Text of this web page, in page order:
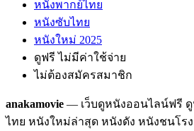
หนังพากย์ไทย
หนังซับไทย
หนังใหม่ 2025
ดูฟรี ไม่มีค่าใช้จ่าย
ไม่ต้องสมัครสมาชิก
anakamovie — เว็บดูหนังออนไลน์ฟรี
ไทย หนังใหม่ล่าสุด หนังดัง หนังชนโร